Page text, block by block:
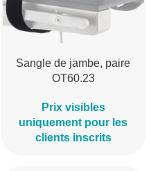
Sangle de jambe, paire
OT60.23
Prix visibles
uniquement pour les
clients inscrits